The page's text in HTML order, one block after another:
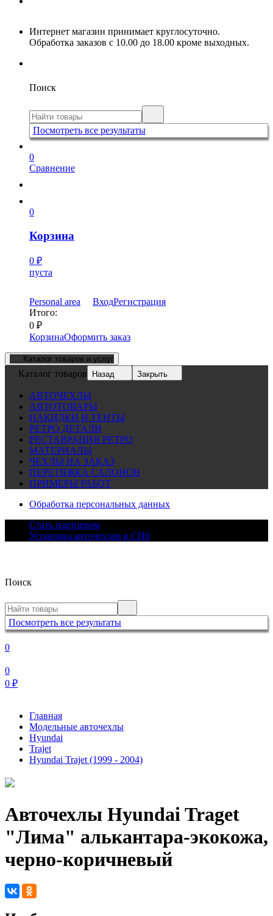
Интернет магазин принимает круглосуточно.
Обработка заказов с 10.00 до 18.00 кроме выходных.
Поиск
Посмотреть все результаты
0
Сравнение
0
Корзина
0 ₽
пуста
Personal area ВходРегистрация
Итого:
0 ₽
КорзинаОформить заказ
Каталог товаров и услуг
Каталог товаров Назад Закрыть
АВТОЧЕХЛЫ
АВТОТОВАРЫ
НАКИДКИ И ТЕНТЫ
РЕТРО ДЕТАЛИ
РЕСТАВРАЦИЯ РЕТРО
МАТЕРИАЛЫ
ЧЕХЛЫ НА ЗАКАЗ
ПЕРЕТЯЖКА САЛОНОВ
ПРИМЕРЫ РАБОТ
Обработка персональных данных
Стать партнером
Установка авточехлов в СПб
Поиск
Посмотреть все результаты
0
0
0 ₽
Главная
Модельные авточехлы
Hyundai
Trajet
Hyundai Trajet (1999 - 2004)
Авточехлы Hyundai Traget
"Лима" алькантара-экокожа,
черно-коричневый